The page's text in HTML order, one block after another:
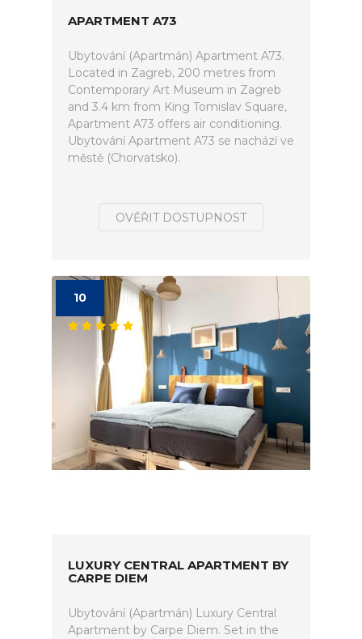
APARTMENT A73
Ubytování (Apartmán) Apartment A73.
Located in Zagreb, 200 metres from
Contemporary Art Museum in Zagreb
and 3.4 km from King Tomislav Square,
Apartment A73 offers air conditioning.
Ubytování Apartment A73 se nachází ve
městě (Chorvatsko).
OVĚŘIT DOSTUPNOST
10
LUXURY CENTRAL APARTMENT BY
CARPE DIEM
Ubytování (Apartmán) Luxury Central
Apartment by Carpe Diem. Set in the